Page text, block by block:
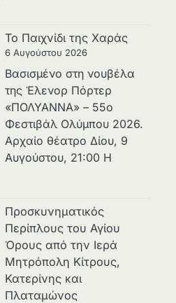
Το Παιχνίδι της Χαράς
6 Αυγούστου 2026
Βασισμένο στη νουβέλα
της Έλενορ Πόρτερ
«ΠΟΛΥΑΝΝΑ» – 55ο
Φεστιβάλ Ολύμπου 2026.
Αρχαίο θέατρο Δίου, 9
Αυγούστου, 21:00 Η
Προσκυνηματικός
Περίπλους του Αγίου
Όρους από την Ιερά
Μητρόπολη Κίτρους,
Κατερίνης και
Πλαταμώνος